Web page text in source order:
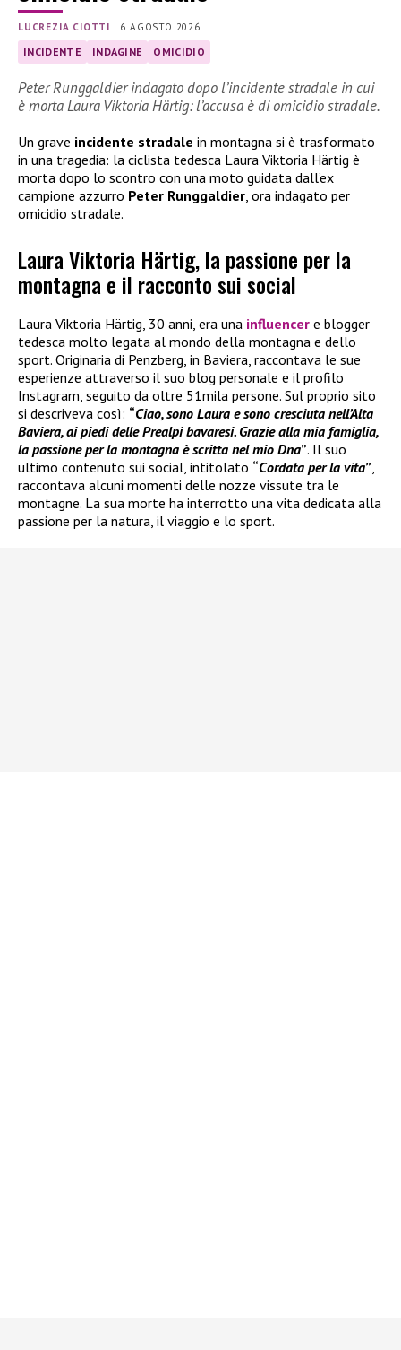
LUCREZIA CIOTTI | 6 AGOSTO 2026
INCIDENTE INDAGINE OMICIDIO
Peter Runggaldier indagato dopo l’incidente stradale in cui
è morta Laura Viktoria Härtig: l’accusa è di omicidio stradale.
Un grave incidente stradale in montagna si è trasformato
in una tragedia: la ciclista tedesca Laura Viktoria Härtig è
morta dopo lo scontro con una moto guidata dall’ex
campione azzurro Peter Runggaldier, ora indagato per
omicidio stradale.
Laura Viktoria Härtig, la passione per la
montagna e il racconto sui social
Laura Viktoria Härtig, 30 anni, era una influencer e blogger
tedesca molto legata al mondo della montagna e dello
sport. Originaria di Penzberg, in Baviera, raccontava le sue
esperienze attraverso il suo blog personale e il profilo
Instagram, seguito da oltre 51mila persone. Sul proprio sito
si descriveva così: “Ciao, sono Laura e sono cresciuta nell’Alta
Baviera, ai piedi delle Prealpi bavaresi. Grazie alla mia famiglia,
la passione per la montagna è scritta nel mio Dna”. Il suo
ultimo contenuto sui social, intitolato “Cordata per la vita”
raccontava alcuni momenti delle nozze vissute tra le
montagne. La sua morte ha interrotto una vita dedicata alla
passione per la natura, il viaggio e lo sport.